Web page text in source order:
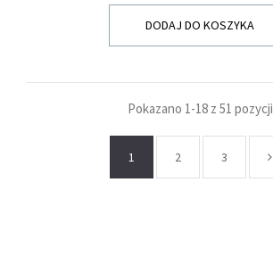
DODAJ DO KOSZYKA
Pokazano 1-18 z 51 pozycji
1 2 3